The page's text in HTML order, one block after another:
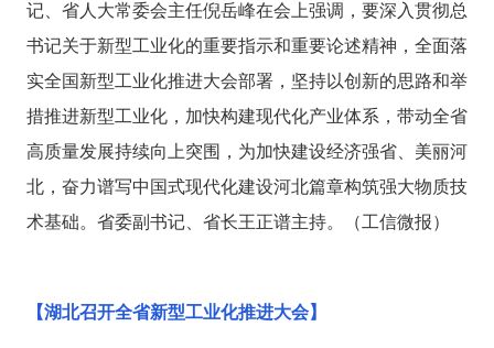
记、省人大常委会主任倪岳峰在会上强调，要深入贯彻总
书记关于新型工业化的重要指示和重要论述精神，全面落
实全国新型工业化推进大会部署，坚持以创新的思路和举
措推进新型工业化，加快构建现代化产业体系，带动全省
高质量发展持续向上突围，为加快建设经济强省、美丽河
北，奋力谱写中国式现代化建设河北篇章构筑强大物质技
术基础。省委副书记、省长王正谱主持。（工信微报）
【湖北召开全省新型工业化推进大会】